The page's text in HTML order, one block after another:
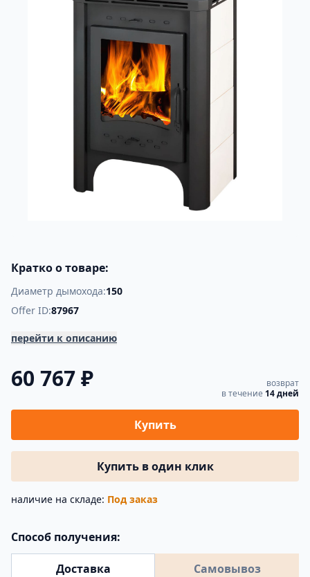
Кратко о товаре:
Диаметр дымохода:150
Offer ID:87967
перейти к описанию
60 767 ₽
возврат
в течение 14 дней
Купить
Купить в один клик
наличие на складе: Под заказ
Способ получения:
Доставка Самовывоз